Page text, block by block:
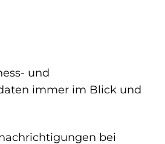
und
immer im Blick und
bei